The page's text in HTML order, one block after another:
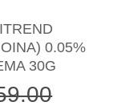
0.05%
30G